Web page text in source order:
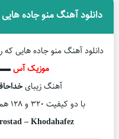
دانلود آهنگ منو جاده
دانلود آهنگ منو جاده هایی که
موزیک آس
آهنگ زیبای
با دو کیفیت ۳۲۰ و ۱۲۸ همراه متن کامل آهنگ در موزیک آس
– Khodahafez